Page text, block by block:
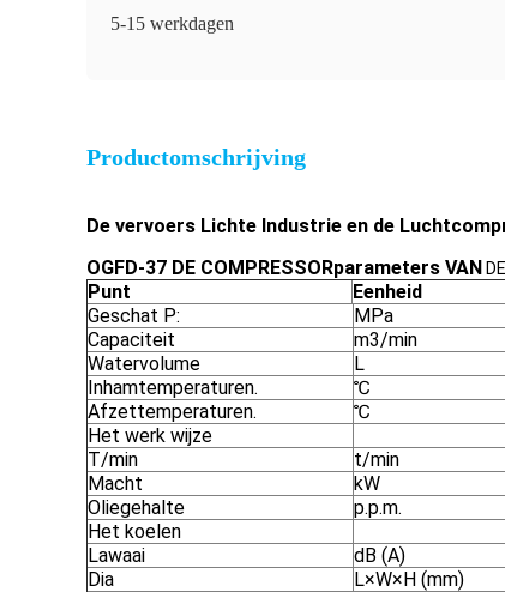
5-15 werkdagen
Productomschrijving
De vervoers Lichte Industrie en de
OGFD-37 DE COMPRESSORparameters VAN DE
Punt
Eenheid
Geschat P:
MPa
Capaciteit
m3/min
Watervolume
L
Inhamtemperaturen.
℃
Afzettemperaturen.
℃
Het werk wijze
T/min
t/min
Macht
kW
Oliegehalte
p.p.m.
Het koelen
Lawaai
dB (A)
Dia
L×W×H (mm)